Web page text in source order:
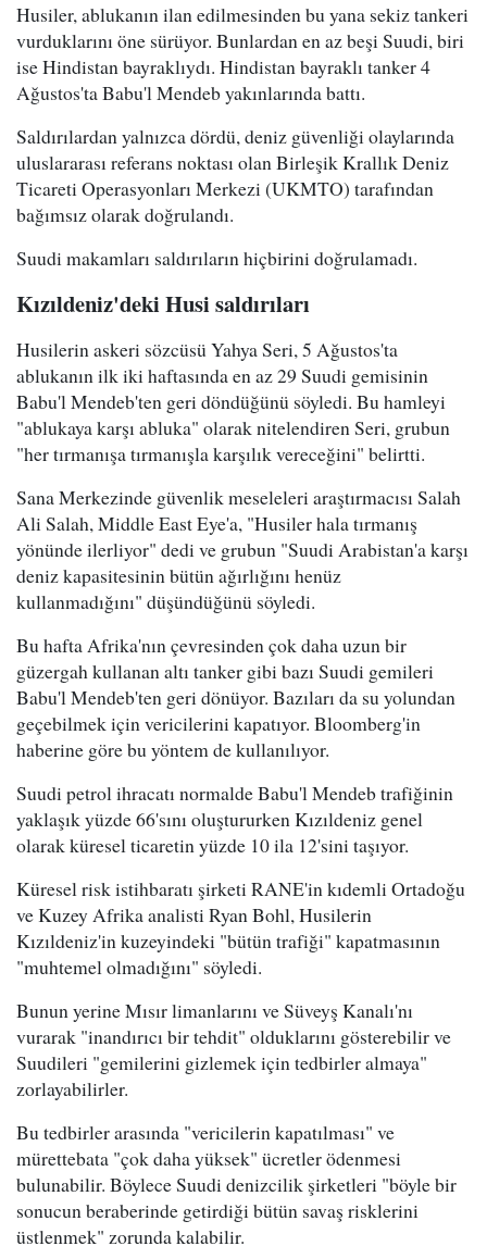
Husiler, ablukanın ilan edilmesinden bu yana sekiz tankeri
vurduklarını öne sürüyor. Bunlardan en az beşi Suudi, biri
ise Hindistan bayraklıydı. Hindistan bayraklı tanker 4
Ağustos'ta Babu'l Mendeb yakınlarında battı.
Saldırılardan yalnızca dördü, deniz güvenliği olaylarında
uluslararası referans noktası olan Birleşik Krallık Deniz
Ticareti Operasyonları Merkezi (UKMTO) tarafından
bağımsız olarak doğrulandı.
Suudi makamları saldırıların hiçbirini doğrulamadı.
Kızıldeniz'deki Husi saldırıları
Husilerin askeri sözcüsü Yahya Seri, 5 Ağustos'ta
ablukanın ilk iki haftasında en az 29 Suudi gemisinin
Babu'l Mendeb'ten geri döndüğünü söyledi. Bu hamleyi
"ablukaya karşı abluka" olarak nitelendiren Seri, grubun
"her tırmanışa tırmanışla karşılık vereceğini" belirtti.
Sana Merkezinde güvenlik meseleleri araştırmacısı Salah
Ali Salah, Middle East Eye'a, "Husiler hala tırmanış
yönünde ilerliyor" dedi ve grubun "Suudi Arabistan'a karşı
deniz kapasitesinin bütün ağırlığını henüz
kullanmadığını" düşündüğünü söyledi.
Bu hafta Afrika'nın çevresinden çok daha uzun bir
güzergah kullanan altı tanker gibi bazı Suudi gemileri
Babu'l Mendeb'ten geri dönüyor. Bazıları da su yolundan
geçebilmek için vericilerini kapatıyor. Bloomberg'in
haberine göre bu yöntem de kullanılıyor.
Suudi petrol ihracatı normalde Babu'l Mendeb trafiğinin
yaklaşık yüzde 66'sını oluştururken Kızıldeniz genel
olarak küresel ticaretin yüzde 10 ila 12'sini taşıyor.
Küresel risk istihbaratı şirketi RANE'in kıdemli Ortadoğu
ve Kuzey Afrika analisti Ryan Bohl, Husilerin
Kızıldeniz'in kuzeyindeki "bütün trafiği" kapatmasının
"muhtemel olmadığını" söyledi.
Bunun yerine Mısır limanlarını ve Süveyş Kanalı'nı
vurarak "inandırıcı bir tehdit" olduklarını gösterebilir ve
Suudileri "gemilerini gizlemek için tedbirler almaya"
zorlayabilirler.
Bu tedbirler arasında "vericilerin kapatılması" ve
mürettebata "çok daha yüksek" ücretler ödenmesi
bulunabilir. Böylece Suudi denizcilik şirketleri "böyle bir
sonucun beraberinde getirdiği bütün savaş risklerini
üstlenmek" zorunda kalabilir.